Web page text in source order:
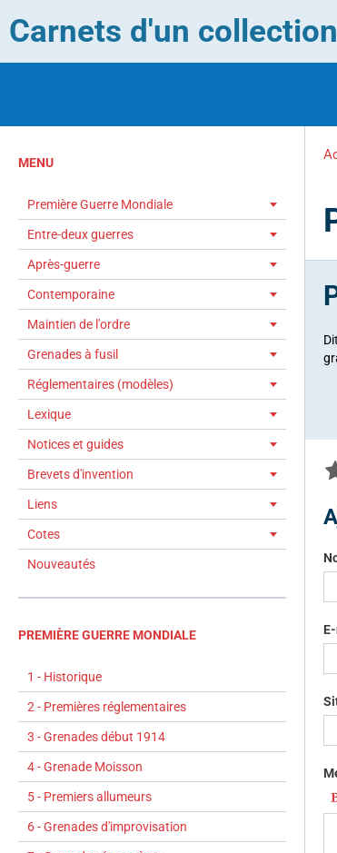
Carnets d'un
MENU
Première Guerre Mondiale
Entre-deux guerres
Après-guerre
Contemporaine
Maintien de l'ordre
Grenades à fusil
Réglementaires (modèles)
Lexique
Notices et guides
Brevets d'invention
Liens
Cotes
Nouveautés
PREMIÈRE GUERRE MONDIALE
1 - Historique
2 - Premières réglementaires
3 - Grenades début 1914
4 - Grenade Moisson
5 - Premiers allumeurs
6 - Grenades d'improvisation